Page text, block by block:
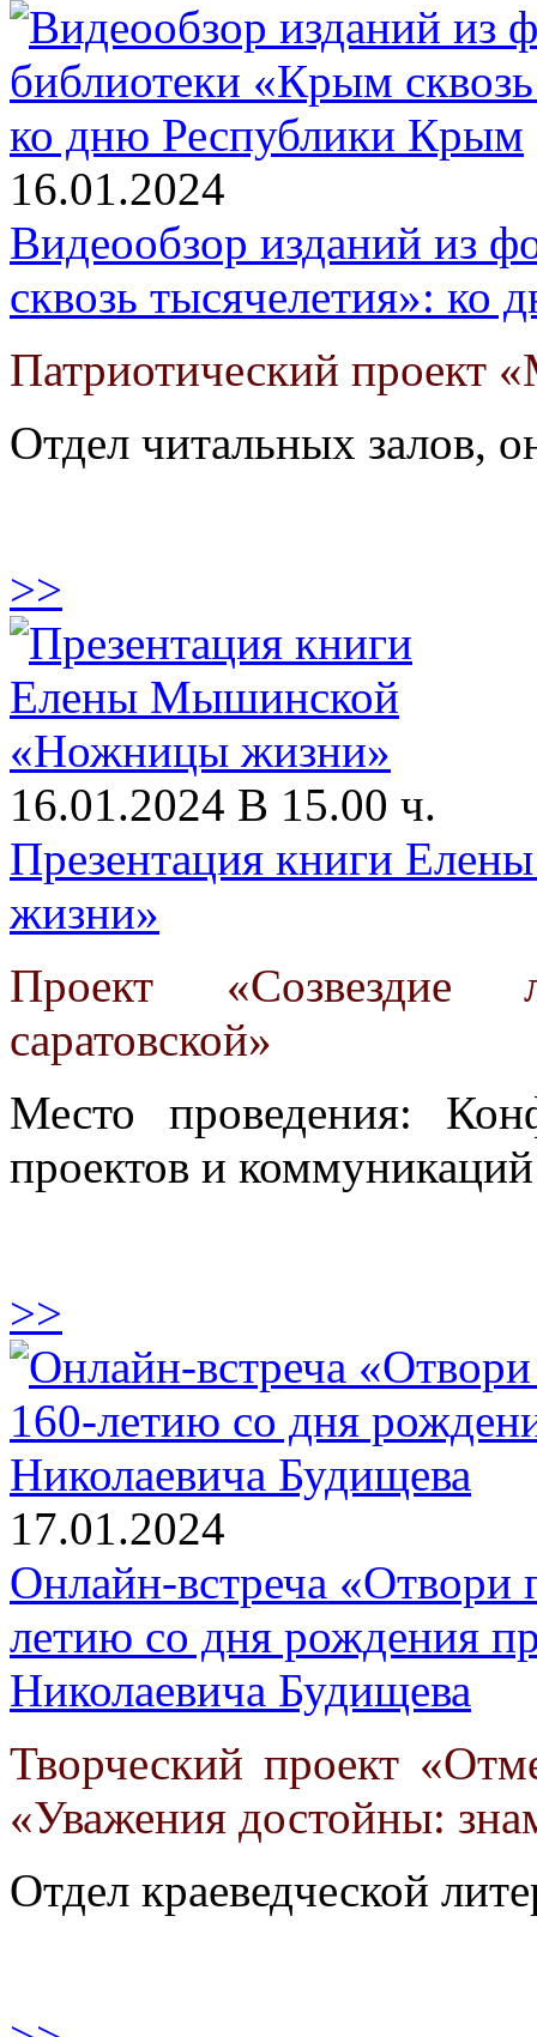
16.01.2024
Видеообзор изданий из
сквозь тысячелетия»:
Патриотический проект
Отдел читальных залов,
>>
16.01.2024 В 15.00 ч.
Презентация книги
жизни»
Проект «Созвездие
саратовской»
Место проведения:
проектов и коммуникаций
>>
17.01.2024
Онлайн-встреча
летию со дня рождения
Николаевича Будищева
Творческий проект
«Уважения достойны:
Отдел краеведческой